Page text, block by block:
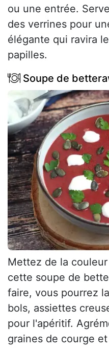
ou une entrée.
des verrines pour
élégante qui ravira
papilles.
Soupe de
Mettez de la
cette soupe de
faire, vous pourrez
bols, assiettes
pour l'apéritif.
graines de courge